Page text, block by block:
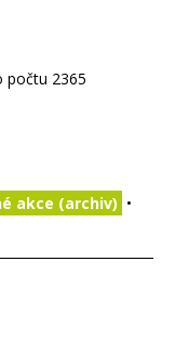
počtu 2365
akce (archiv) •